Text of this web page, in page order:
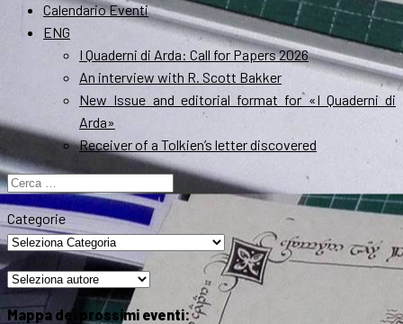
Calendario Eventi
ENG
I Quaderni di Arda: Call for Papers 2026
An interview with R. Scott Bakker
New Issue and editorial format for «I Quaderni di
Arda»
Receiver of a Tolkien’s letter discovered
Ricerca
per:
Categorie
Mappa dei prossimi eventi: